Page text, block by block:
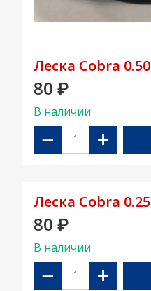
Леска Cobra 0.50
80 ₽
В наличии
− +
Леска Cobra 0.25
80 ₽
В наличии
− +